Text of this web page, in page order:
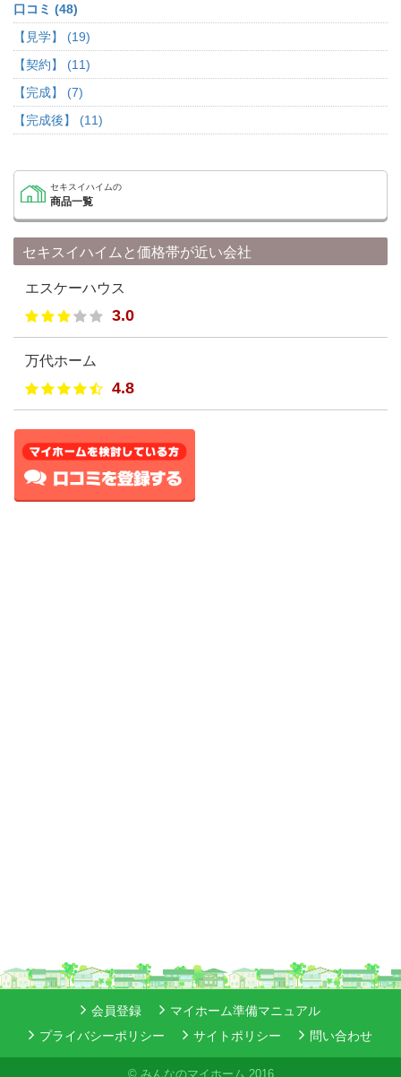
口コミ (48)
【見学】 (19)
【契約】 (11)
【完成】 (7)
【完成後】 (11)
セキスイハイムの
商品一覧
セキスイハイムと価格帯が近い会社
エスケーハウス
3.0
万代ホーム
4.8
会員登録
マイホーム準備マニュアル
プライバシーポリシー
サイトポリシー 問い合わせ
© みんなのマイホーム 2016